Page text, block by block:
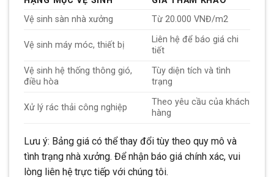
Vệ sinh sàn nhà xưởng
Từ 20.000 VNĐ/m2
Vệ sinh máy móc, thiết bị
Liên hệ để báo giá chi
tiết
Vệ sinh hệ thống thông gió,
điều hòa
Tùy diện tích và tình
trạng
Xử lý rác thải công nghiệp
Theo yêu cầu của khách
hàng
Lưu ý: Bảng giá có thể thay đổi tùy theo quy mô và
tình trạng nhà xưởng. Để nhận báo giá chính xác, vui
lòng liên hệ trực tiếp với chúng tôi.